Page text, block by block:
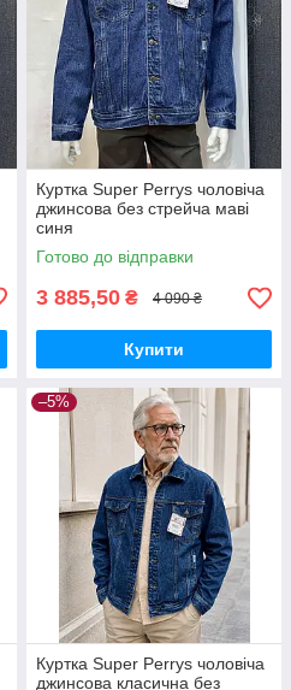
Куртка Super Perrys чоловіча
джинсова без стрейча маві
синя
Готово до відправки
3 885,50 ₴ 4 090 ₴
Купити
–5%
Куртка Super Perrys чоловіча
джинсова класична без